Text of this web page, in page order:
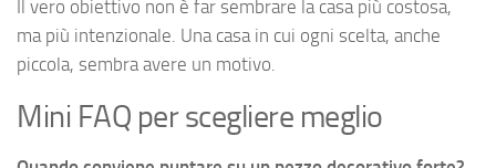
Il vero obiettivo non è far sembrare la casa più costosa,
ma più intenzionale. Una casa in cui ogni scelta, anche
piccola, sembra avere un motivo.
Mini FAQ per scegliere meglio